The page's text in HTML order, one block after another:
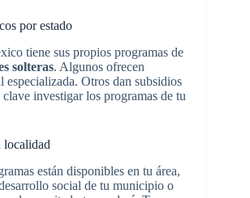
por estado
tiene sus propios programas de
solteras. Algunos ofrecen
especializada. Otros dan subsidios
investigar los programas de tu
localidad
están disponibles en tu área,
social de tu municipio o